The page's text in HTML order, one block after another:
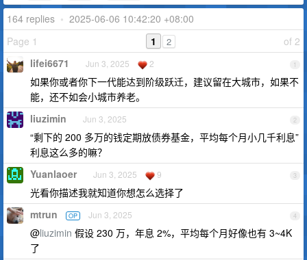
164 replies • 2025-06-06 10:42:20 +08:00
Page 1
of 2
1 2
1
lifei6671 Jun 3, 2025 2
如果你或者你下一代能达到阶级跃迁，建议留在大城市，如果不
能，还不如会小城市养老。
2
liuzimin Jun 3, 2025
“剩下的 200 多万的钱定期放债券基金，平均每个月小几千利息”
利息这么多的嘛？
3
Yuanlaoer Jun 3, 2025 9
光看你描述我就知道你想怎么选择了
4
mtrun OP Jun 3, 2025
@liuzimin 假设 230 万，年息 2%，平均每个月好像也有 3~4K
了